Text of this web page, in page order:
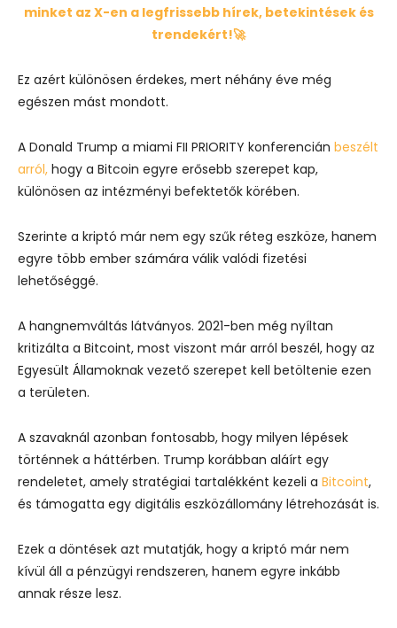
minket az X-en a legfrissebb hírek, betekintések és
trendekért!🚀
Ez azért különösen érdekes, mert néhány éve még
egészen mást mondott.
A Donald Trump a miami FII PRIORITY konferencián beszélt
arról, hogy a Bitcoin egyre erősebb szerepet kap,
különösen az intézményi befektetők körében.
Szerinte a kriptó már nem egy szűk réteg eszköze, hanem
egyre több ember számára válik valódi fizetési
lehetőséggé.
A hangnemváltás látványos. 2021-ben még nyíltan
kritizálta a Bitcoint, most viszont már arról beszél, hogy az
Egyesült Államoknak vezető szerepet kell betöltenie ezen
a területen.
A szavaknál azonban fontosabb, hogy milyen lépések
történnek a háttérben. Trump korábban aláírt egy
rendeletet, amely stratégiai tartalékként kezeli a Bitcoint,
és támogatta egy digitális eszközállomány létrehozását is.
Ezek a döntések azt mutatják, hogy a kriptó már nem
kívül áll a pénzügyi rendszeren, hanem egyre inkább
annak része lesz.